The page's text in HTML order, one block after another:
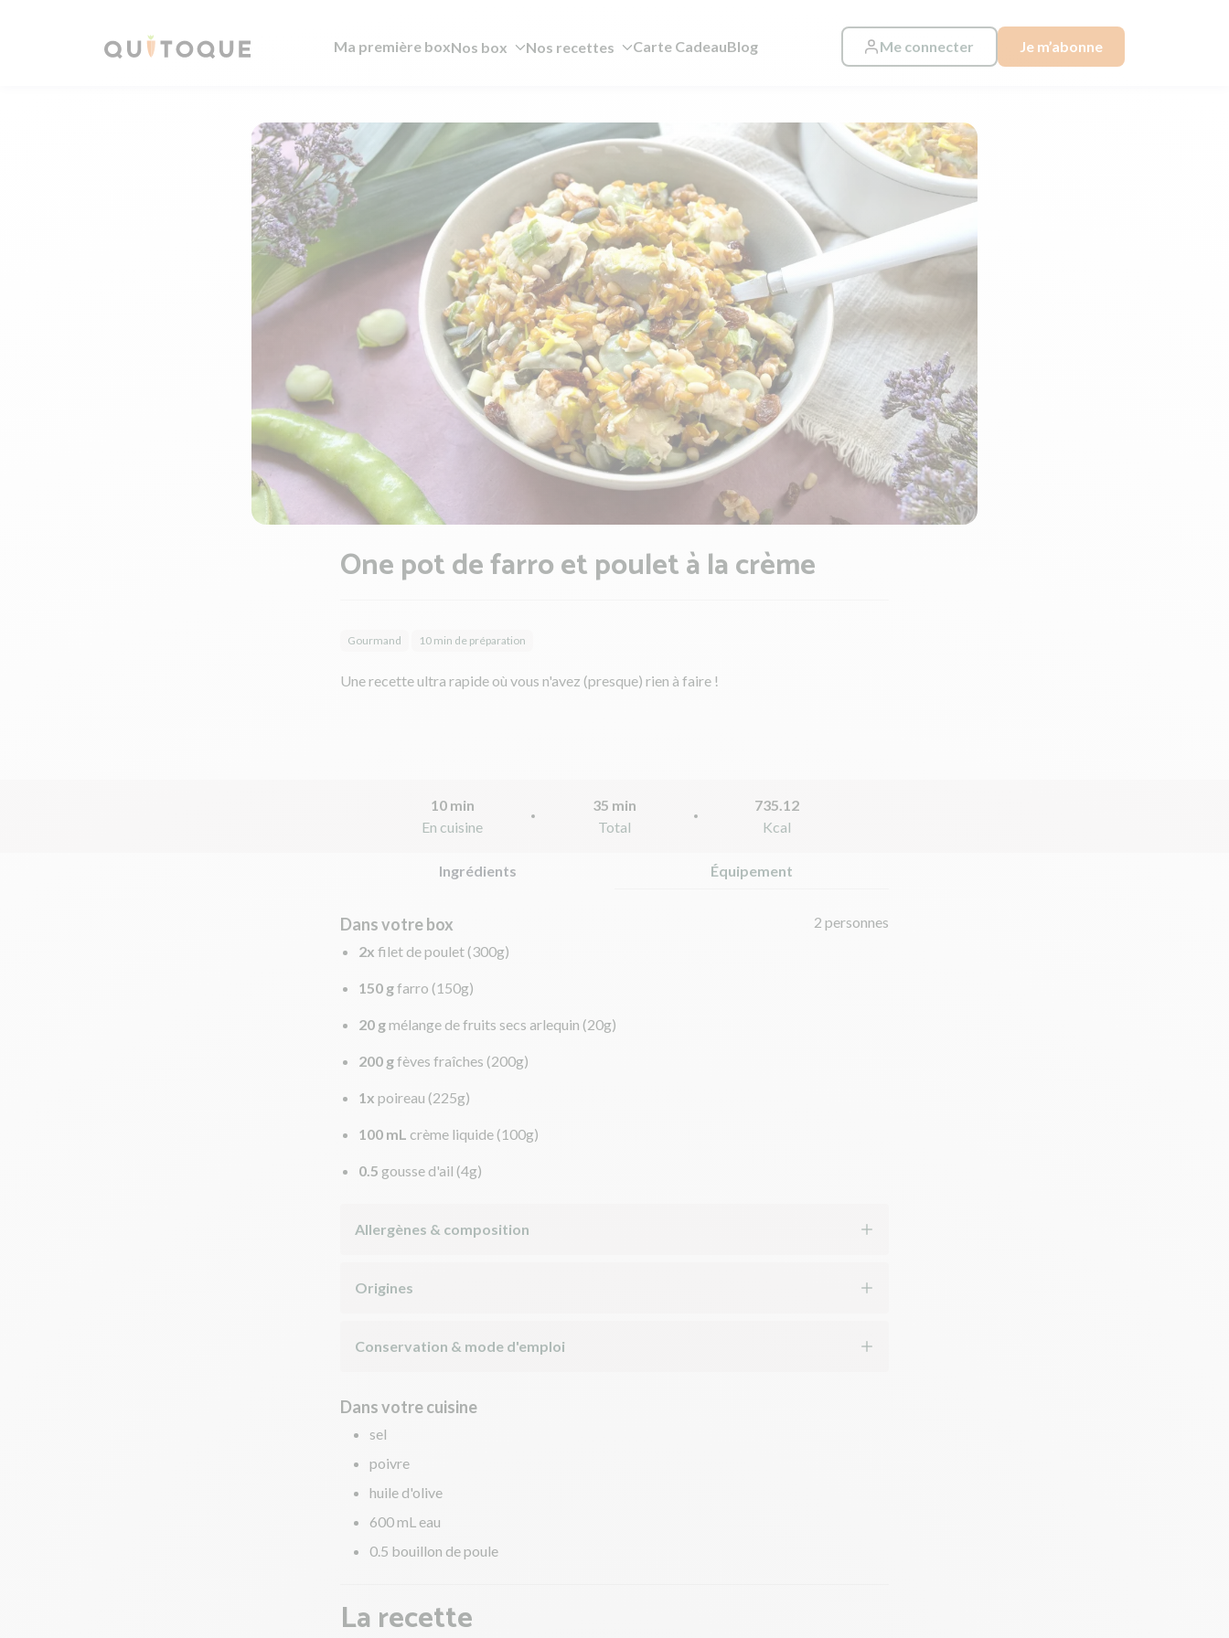
Ma première boxNos box Nos recettes Carte CadeauBlog Me connecter Je m’abonne
One pot de farro et poulet à la crème
Gourmand 10 min de préparation
Une recette ultra rapide où vous n'avez (presque) rien à faire !
10 min
En cuisine
35 min
Total
735.12
Kcal
Ingrédients Équipement
Dans votre box
2 personnes
2x filet de poulet (300g)
150 gfarro (150g)
20 gmélange de fruits secs arlequin (20g)
200 gfèves fraîches (200g)
1x poireau (225g)
100 mL crème liquide (100g)
0.5 gousse d'ail (4g)
Allergènes & composition
Origines
Conservation & mode d'emploi
Dans votre cuisine
sel
poivre
huile d'olive
600 mL eau
0.5 bouillon de poule
La recette